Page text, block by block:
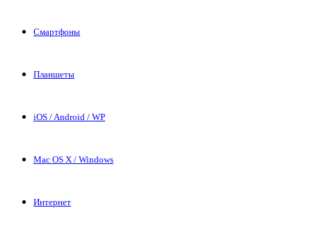
Смартфоны
Планшеты
iOS / Android / WP
Mac OS X / Windows
Интернет